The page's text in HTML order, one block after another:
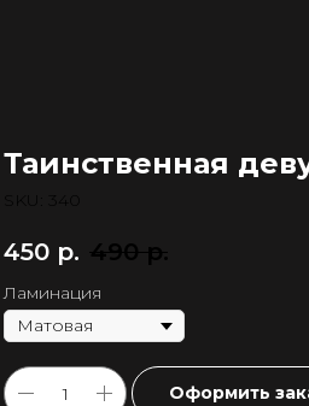
Таинственная
340
450 р. 490 р.
Ламинация
Оформить